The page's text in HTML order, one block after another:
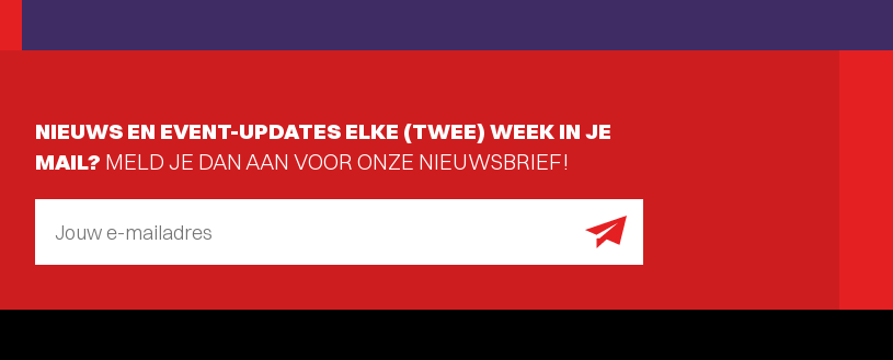
NIEUWS EN EVENT-UPDATES ELKE (TWEE) WEEK IN JE
MAIL? MELD JE DAN AAN VOOR ONZE NIEUWSBRIEF!
Jouw e-mailadres